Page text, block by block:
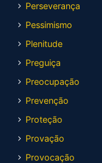
Perseverança
Pessimismo
Plenitude
Preguiça
Preocupação
Prevenção
Proteção
Provação
Provocação